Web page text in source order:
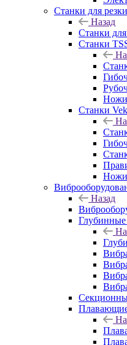
Станки для
Назад
Станки
Станки
Ножи
Станки
Ножи
Назад